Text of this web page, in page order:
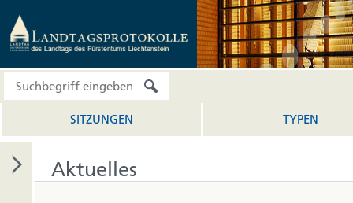
SITZUNGEN TYPEN
Aktuelles